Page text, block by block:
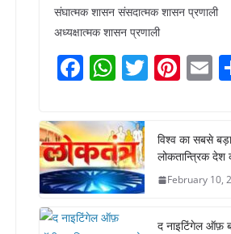
संघात्मक शासन संसदात्मक शासन प्रणाली
अध्यक्षात्मक शासन प्रणाली
F
c
e
b
o
o
W
at
s
A
p
p
T
er
Pi
e
st
E
l
विश्व का सबसे बड़ा
लोकतान्त्रिक देश
February 10,
द नाइटिंगेल ऑफ़